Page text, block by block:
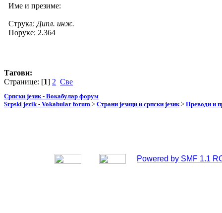
Име и презиме:
Струка: Дипл. инж.
Поруке: 2.364
Тагови:
Странице: [1] 2 Све
Српски језик - Вокабулар форум
Srpski jezik - Vokabular forum > Страни језици и српски језик> Преводи и
Powered by SMF 1.1